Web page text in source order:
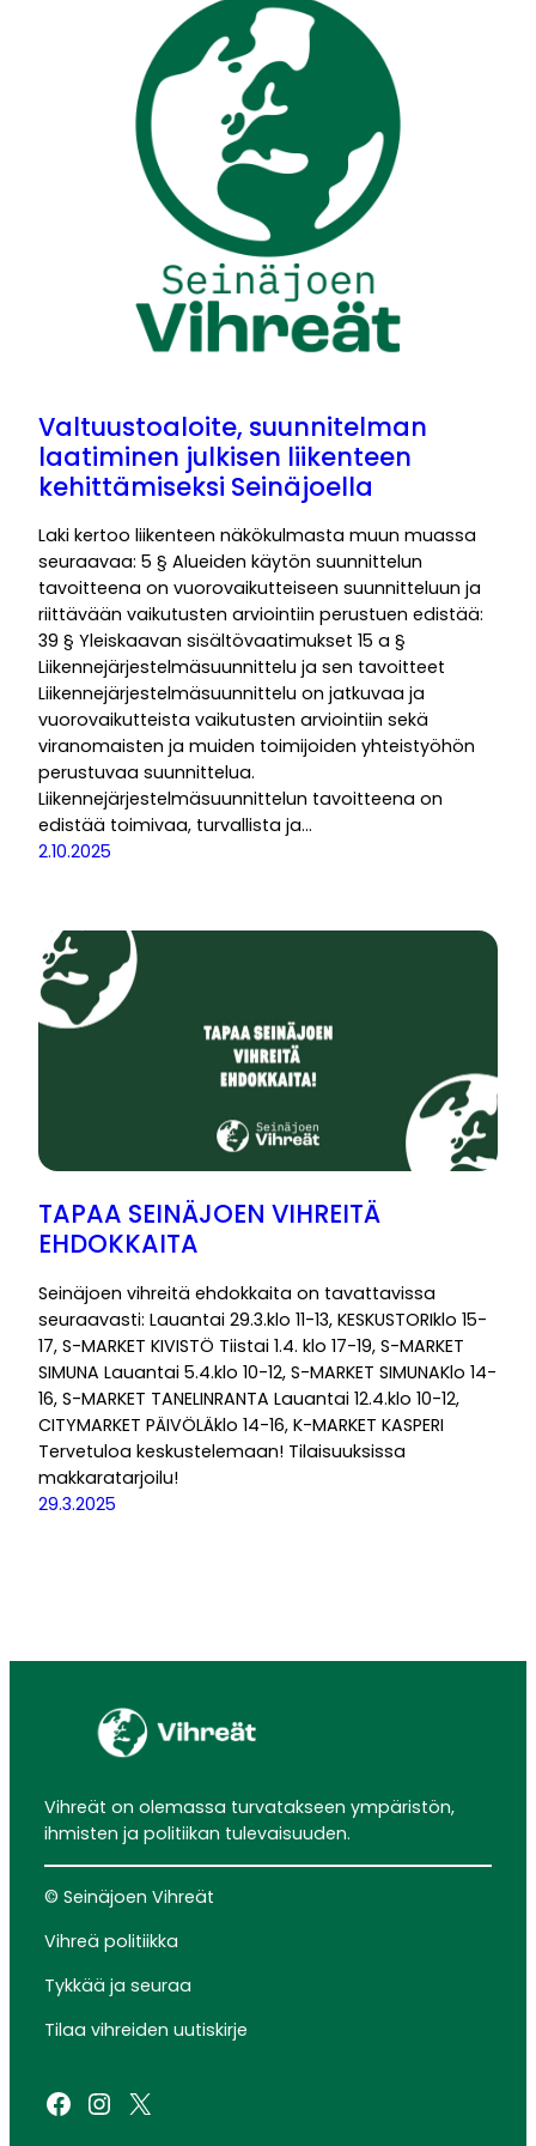
Valtuustoaloite, suunnitelman
laatiminen julkisen liikenteen
kehittämiseksi Seinäjoella
Laki kertoo liikenteen näkökulmasta muun muassa
seuraavaa: 5 § Alueiden käytön suunnittelun
tavoitteena on vuorovaikutteiseen suunnitteluun ja
riittävään vaikutusten arviointiin perustuen edistää:
39 § Yleiskaavan sisältövaatimukset 15 a §
Liikennejärjestelmäsuunnittelu ja sen tavoitteet
Liikennejärjestelmäsuunnittelu on jatkuvaa ja
vuorovaikutteista vaikutusten arviointiin sekä
viranomaisten ja muiden toimijoiden yhteistyöhön
perustuvaa suunnittelua.
Liikennejärjestelmäsuunnittelun tavoitteena on
edistää toimivaa, turvallista ja…
2.10.2025
TAPAA SEINÄJOEN VIHREITÄ
EHDOKKAITA
Seinäjoen vihreitä ehdokkaita on tavattavissa
seuraavasti: Lauantai 29.3.klo 11-13, KESKUSTORIklo 15-
17, S-MARKET KIVISTÖ Tiistai 1.4. klo 17-19, S-MARKET
SIMUNA Lauantai 5.4.klo 10-12, S-MARKET SIMUNAKlo 14-
16, S-MARKET TANELINRANTA Lauantai 12.4.klo 10-12,
CITYMARKET PÄIVÖLÄklo 14-16, K-MARKET KASPERI
Tervetuloa keskustelemaan! Tilaisuuksissa
makkaratarjoilu!
29.3.2025
Vihreät on olemassa turvatakseen ympäristön,
ihmisten ja politiikan tulevaisuuden.
© Seinäjoen Vihreät
Vihreä politiikka
Tykkää ja seuraa
Tilaa vihreiden uutiskirje
Facebook
Instagram
X